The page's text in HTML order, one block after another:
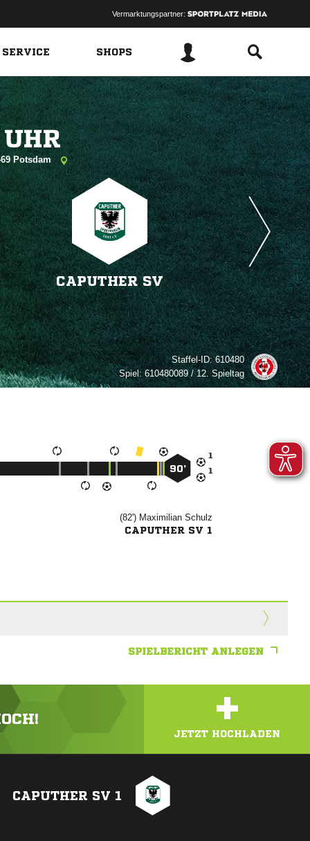
Vermarktungspartner:
SHOPS

Potsdam
CAPUTHER SV
Staffel-ID:610480
Spiel:610480089 / 12. Spieltag


90’
(82')  
CAPUTHER SV 1
SPIELBERICHT ANLEGEN
+
JETZT HOCHLADEN
CAPUTHER SV 1